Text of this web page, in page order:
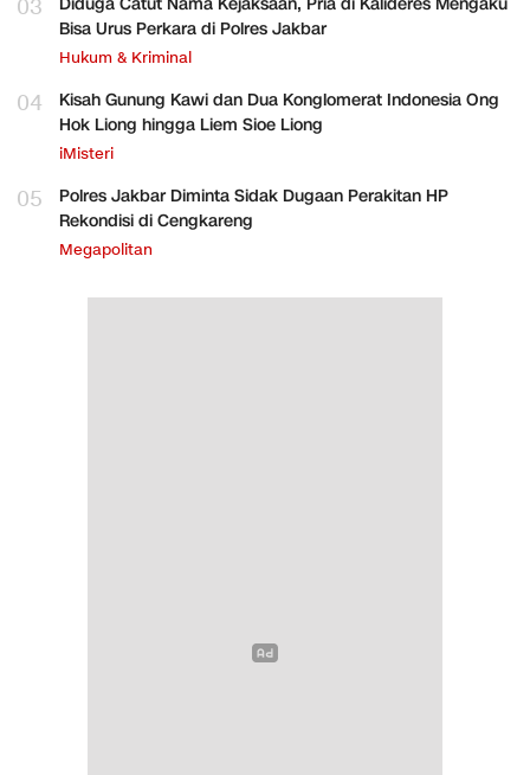
03
Bisa Urus Perkara di Polres Jakbar
Hukum & Kriminal
04
Kisah Gunung Kawi dan Dua Konglomerat Indonesia Ong
Hok Liong hingga Liem Sioe Liong
iMisteri
05
Polres Jakbar Diminta Sidak Dugaan Perakitan HP
Rekondisi di Cengkareng
Megapolitan